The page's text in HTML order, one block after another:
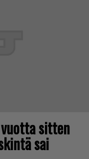
sitten
sai